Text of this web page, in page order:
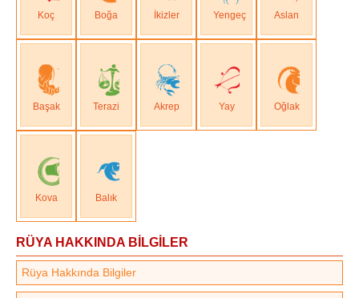
Koç Boğa İkizler Yengeç Aslan
Başak Terazi Akrep Yay Oğlak
Kova Balık
RÜYA HAKKINDA BİLGİLER
Rüya Hakkında Bilgiler